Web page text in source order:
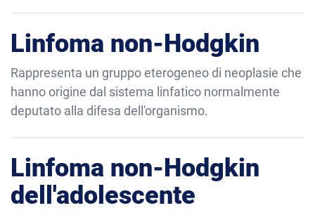
Linfoma non-Hodgkin
Rappresenta un gruppo eterogeneo di neoplasie che
hanno origine dal sistema linfatico normalmente
deputato alla difesa dell'organismo.
Linfoma non-Hodgkin
dell'adolescente